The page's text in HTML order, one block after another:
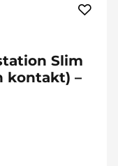
Slim
kontakt) –